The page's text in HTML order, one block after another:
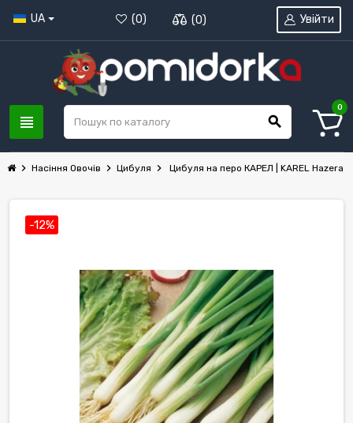
UA (0) (0)
view_headline search
Увійти
0
chevron_right Насіння Овочів chevron_right Цибуля chevron_right Цибуля на перо КАРЕЛ | KAREL Hazera
-12%